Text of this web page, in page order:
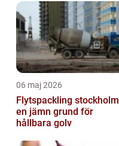
06 maj 2026
Flytspackling stockholm
en jämn grund för
hållbara golv